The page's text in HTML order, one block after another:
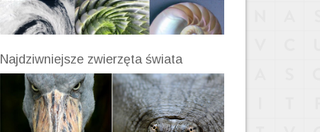
Najdziwniejsze zwierzęta świata